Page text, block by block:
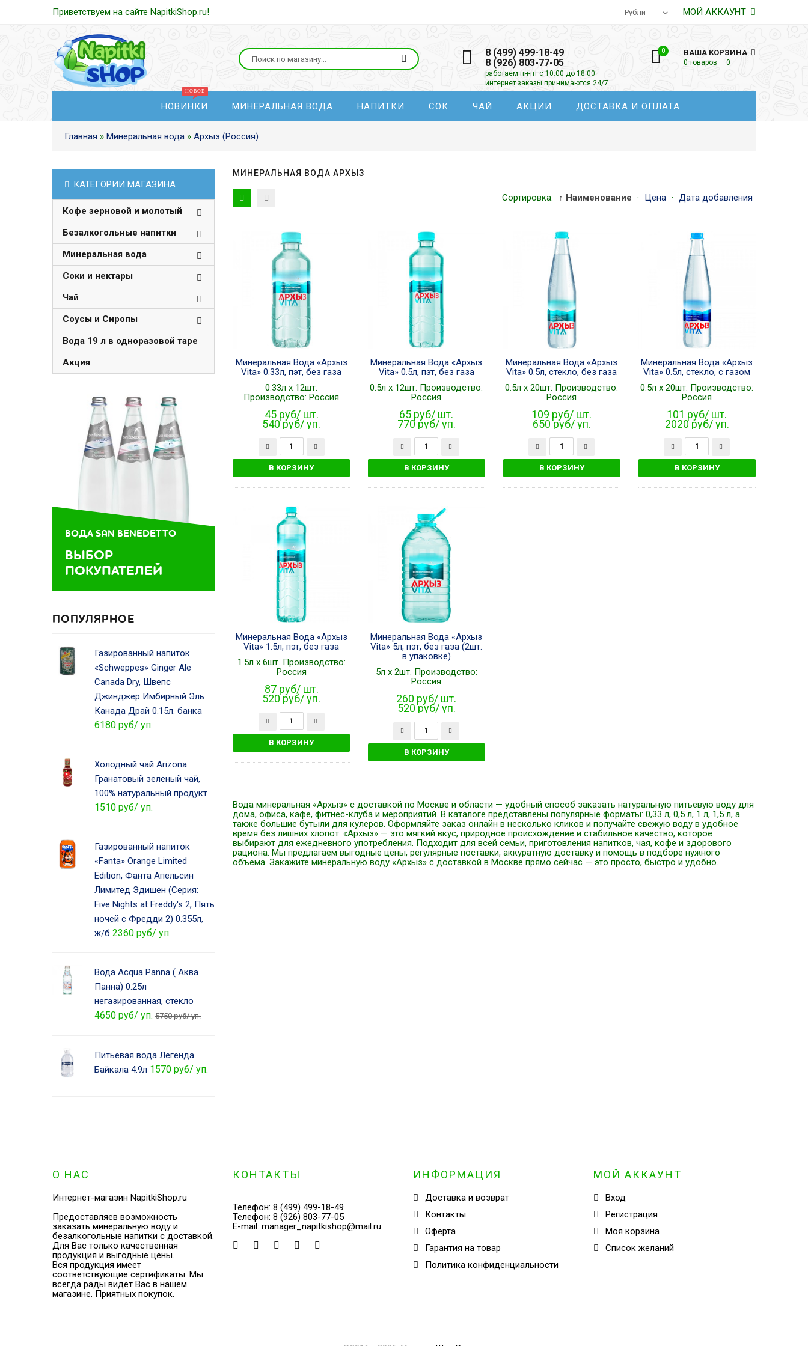
Приветствуем на сайте NapitkiShop.ru! МОЙ АККАУНТ
8 (499) 499-18-49
8 (926) 803-77-05
работаем пн-пт с 10.00 до 18.00
интернет заказы принимаются 24/7
0 ВАША КОРЗИНА
0 товаров — 0
НОВИНКИ МИНЕРАЛЬНАЯ ВОДА НАПИТКИ СОК ЧАЙ АКЦИИ ДОСТАВКА И ОПЛАТА
Главная » Минеральная вода » Архыз (Россия)
МИНЕРАЛЬНАЯ ВОДА АРХЫЗ
Сортировка: ↑ Наименование · Цена · Дата добавления
Минеральная Вода «Архыз
Vita» 0.33л, пэт, без газа
0.33л x 12шт.
Производство: Россия
45 руб/ шт.
540 руб/ уп.
Минеральная Вода «Архыз
Vita» 0.5л, пэт, без газа
0.5л x 12шт. Производство:
Россия
65 руб/ шт.
770 руб/ уп.
Минеральная Вода «Архыз
Vita» 0.5л, стекло, без газа
0.5л x 20шт. Производство:
Россия
109 руб/ шт.
650 руб/ уп.
Минеральная Вода «Архыз
Vita» 0.5л, стекло, с газом
0.5л x 20шт. Производство:
Россия
101 руб/ шт.
2020 руб/ уп.
Минеральная Вода «Архыз
Vita» 1.5л, пэт, без газа
1.5л x 6шт. Производство:
Россия
87 руб/ шт.
520 руб/ уп.
Минеральная Вода «Архыз
Vita» 5л, пэт, без газа (2шт.
в упаковке)
5л x 2шт. Производство:
Россия
260 руб/ шт.
520 руб/ уп.
Вода минеральная «Архыз» с доставкой по Москве и области — удобный способ заказать натуральную питьевую воду для
дома, офиса, кафе, фитнес-клуба и мероприятий. В каталоге представлены популярные форматы: 0,33 л, 0,5 л, 1 л, 1,5 л, а
также большие бутыли для кулеров. Оформляйте заказ онлайн в несколько кликов и получайте свежую воду в удобное
время без лишних хлопот. «Архыз» — это мягкий вкус, природное происхождение и стабильное качество, которое
выбирают для ежедневного употребления. Подходит для всей семьи, приготовления напитков, чая, кофе и здорового
рациона. Мы предлагаем выгодные цены, регулярные поставки, аккуратную доставку и помощь в подборе нужного
объема. Закажите минеральную воду «Архыз» с доставкой в Москве прямо сейчас — это просто, быстро и удобно.
КАТЕГОРИИ МАГАЗИНА
Кофе зерновой и молотый
Безалкогольные напитки
Минеральная вода
Соки и нектары
Чай
Соусы и Сиропы
Вода 19 л в одноразовой таре
Акция
ВОДА SAN BENEDETTO
ВЫБОР
ПОКУПАТЕЛЕЙ
ПОПУЛЯРНОЕ
Газированный напиток
«Schweppes» Ginger Ale
Canada Dry, Швепс
Джинджер Имбирный Эль
Канада Драй 0.15л. банка
6180 руб/ уп.
Холодный чай Arizona
Гранатовый зеленый чай,
100% натуральный продукт
1510 руб/ уп.
Газированный напиток
«Fanta» Orange Limited
Edition, Фанта Апельсин
Лимитед Эдишен (Серия:
Five Nights at Freddy's 2, Пять
ночей с Фредди 2) 0.355л,
ж/б 2360 руб/ уп.
Вода Acqua Panna ( Аква
Панна) 0.25л
негазированная, стекло
4650 руб/ уп. 5750 руб/ уп.
Питьевая вода Легенда
Байкала 4.9л 1570 руб/ уп.
О НАС
Интернет-магазин NapitkiShop.ru
Предоставляев возможность
заказать минеральную воду и
безалкогольные напитки с доставкой.
Для Вас только качественная
продукция и выгодные цены.
Вся продукция имеет
соответствующие сертификаты. Мы
всегда рады видет Вас в нашем
магазине. Приятных покупок.
КОНТАКТЫ
Телефон: 8 (499) 499-18-49
Телефон: 8 (926) 803-77-05
E-mail: manager_napitkishop@mail.ru
ИНФОРМАЦИЯ
Доставка и возврат
Контакты
Оферта
Гарантия на товар
Политика конфиденциальности
МОЙ АККАУНТ
Вход
Регистрация
Моя корзина
Cписок желаний